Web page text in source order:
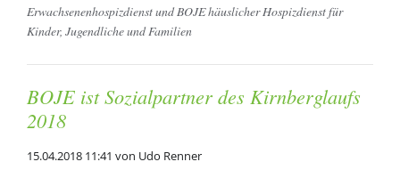
Erwachsenenhospizdienst und BOJE häuslicher Hospizdienst für
Kinder, Jugendliche und Familien
BOJE ist Sozialpartner des Kirnberglaufs
2018
15.04.2018 11:41 von Udo Renner